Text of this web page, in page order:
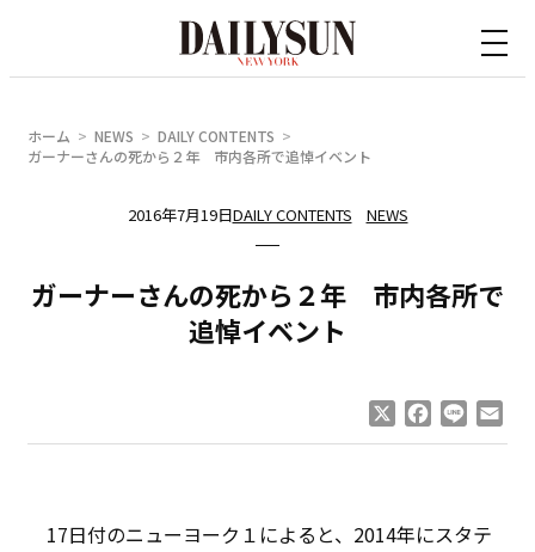
ホーム NEWS
DAILY CONTENTS
ガーナーさんの死から２年 市内各所で追悼イベント
2016年7月19日DAILY CONTENTS NEWS
ガーナーさんの死から２年 市内各所で
追悼イベント
Facebook
Line
17日付のニューヨーク１によると、2014年にスタテ